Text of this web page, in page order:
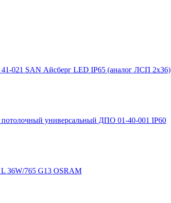
021 SAN Айсберг LED IP65 (аналог ЛСП 2х36)
потолочный универсальный ДПО 01-40-001 IP60
36W/765 G13 OSRAM